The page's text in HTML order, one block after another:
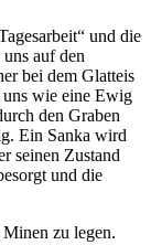
und die
auf den
bei dem Glatteis
wie eine Ewig
den Graben
Ein Sanka wird
seinen Zustand
und die
zu legen.